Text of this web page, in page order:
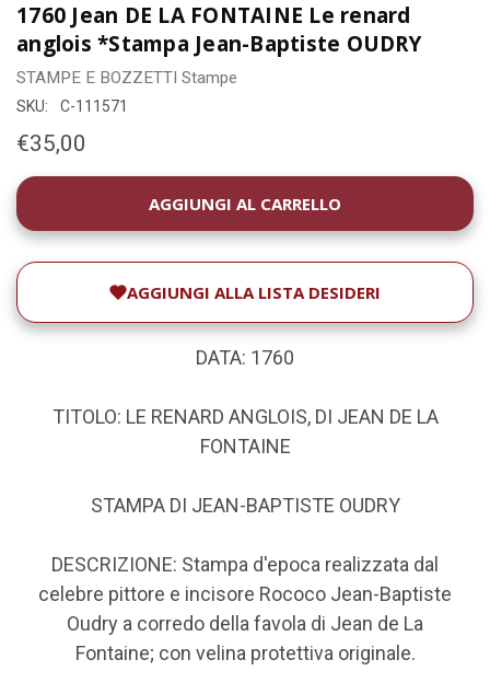
1760 Jean DE LA FONTAINE Le renard
anglois *Stampa Jean-Baptiste OUDRY
STAMPE E BOZZETTI Stampe
SKU: C-111571
€35,00
DISPONIBILITÀ
ATTUALE:
AGGIUNGI ALLA LISTA DESIDERI
DATA: 1760
TITOLO: LE RENARD ANGLOIS, DI JEAN DE LA
FONTAINE
STAMPA DI JEAN-BAPTISTE OUDRY
DESCRIZIONE: Stampa d'epoca realizzata dal
celebre pittore e incisore Rococo Jean-Baptiste
Oudry a corredo della favola di Jean de La
Fontaine; con velina protettiva originale.